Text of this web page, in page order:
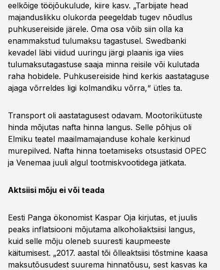
eelkõige tööjõukulude, kiire kasv. „Tarbijate head
majanduslikku olukorda peegeldab tugev nõudlus
puhkusereiside järele. Oma osa võib siin olla ka
enammakstud tulumaksu tagastusel. Swedbanki
kevadel läbi viidud uuringu järgi plaanis iga viies
tulumaksutagastuse saaja minna reisile või kulutada
raha hobidele. Puhkusereiside hind kerkis aastataguse
ajaga võrreldes ligi kolmandiku võrra,“ ütles ta.
Transport oli aastatagusest odavam. Mootorikütuste
hinda mõjutas nafta hinna langus. Selle põhjus oli
Elmiku teatel maailmamajanduse kohale kerkinud
murepilved. Nafta hinna toetamiseks otsustasid OPEC
ja Venemaa juuli algul tootmiskvootidega jätkata.
Aktsiisi mõju ei või teada
Eesti Panga ökonomist Kaspar Oja kirjutas, et juulis
peaks inflatsiooni mõjutama alkoholiaktsiisi langus,
kuid selle mõju oleneb suuresti kaupmeeste
käitumisest. „2017. aastal tõi õlleaktsiisi tõstmine kaasa
maksutõusudest suurema hinnatõusu, sest kasvas ka